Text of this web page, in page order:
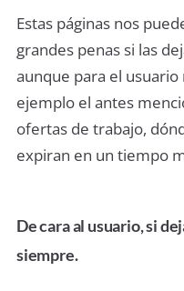
Estas páginas nos
grandes penas si las
aunque para el
ejemplo el antes
ofertas de trabajo,
expiran en un tiempo
De cara al usuario, si
siempre.